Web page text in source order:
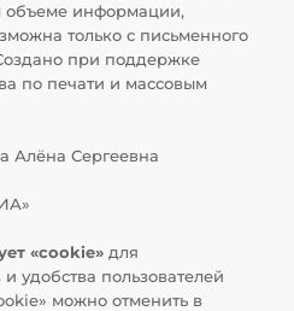
объеме информации,
только с письменного
при поддержке
по печати и массовым
Алёна Сергеевна
«cookie» для
удобства пользователей
можно отменить в